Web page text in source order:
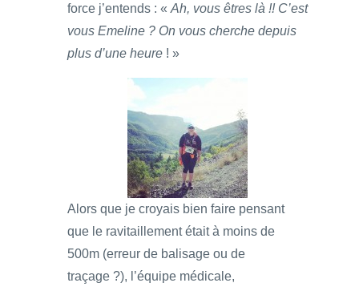
force j’entends : « Ah, vous êtres là !! C’est
vous Emeline ? On vous cherche depuis
plus d’une heure ! »
Alors que je croyais bien faire pensant
que le ravitaillement était à moins de
500m (erreur de balisage ou de
traçage ?), l’équipe médicale,